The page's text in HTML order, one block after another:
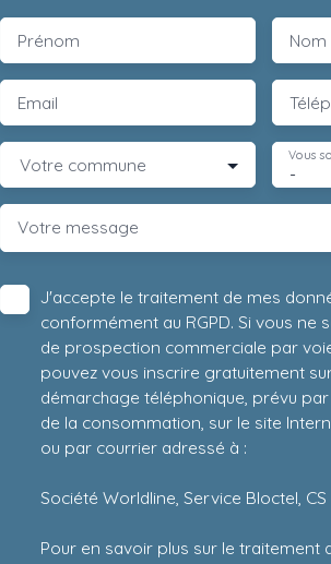
Prénom Nom
Email
Votre commune -
Vous
Votre message
J'accepte le traitement de mes
conformément au RGPD. Si vous ne
de prospection commerciale par
pouvez vous inscrire gratuitement
démarchage téléphonique, prévu par
de la consommation, sur le site
ou par courrier adressé à :
Société Worldline, Service Bloctel, CS
Pour en savoir plus sur le traitement